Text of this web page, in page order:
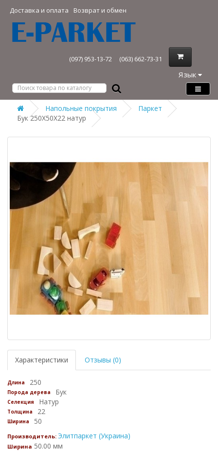
Доставка и оплата Возврат и обмен
(097) 953-13-72 (063) 662-73-31
Язык
Напольные покрытия
Паркет
Бук 250Х50Х22 натур
Характеристики Отзывы (0)
Длина 250
Порода дерева Бук
Селекция Натур
Толщина 22
Ширина 50
Производитель: Элитпаркет (Украина)
Ширина 50.00 мм